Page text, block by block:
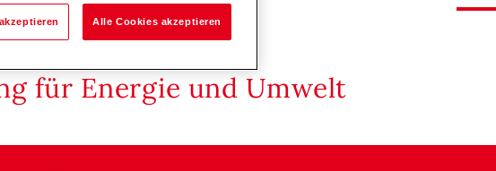
für Energie und Umwelt
Alle Cookies akzeptieren